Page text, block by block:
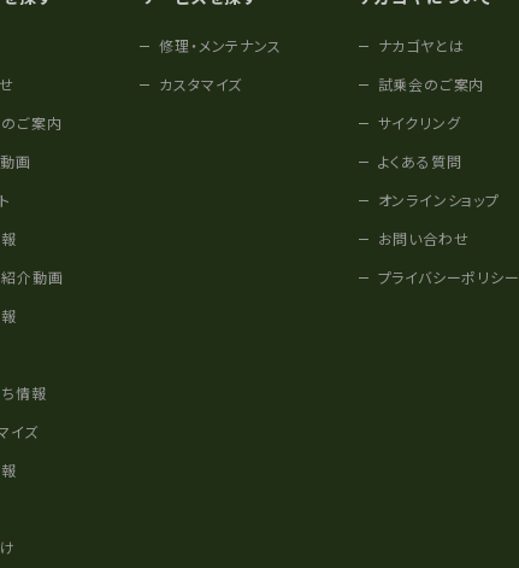
ご案内
画
介動画
情報
イズ
修理・メンテナンス
カスタマイズ
ナカゴヤとは
試乗会のご案内
サイクリング
よくある質問
オンラインショップ
お問い合わせ
プライバシーポリシー